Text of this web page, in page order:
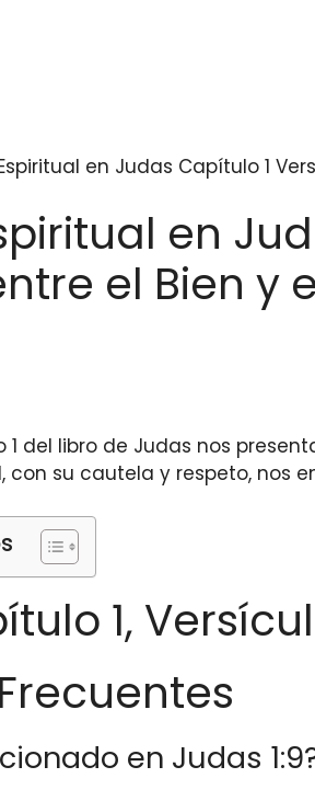
en Judas Capítulo 1
en
el Bien y
1 del libro de Judas nos
con su cautela y respeto, nos
1,
en Judas